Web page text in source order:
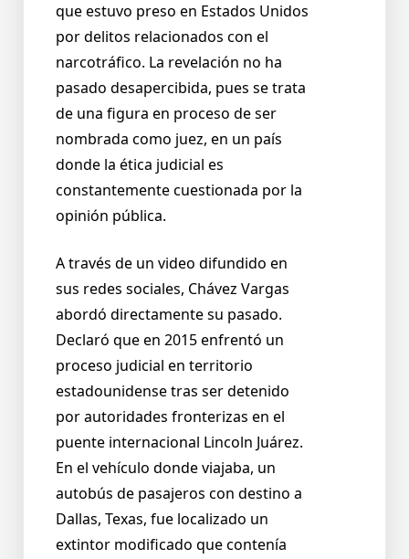
que estuvo preso en Estados Unidos
por delitos relacionados con el
narcotráfico. La revelación no ha
pasado desapercibida, pues se trata
de una figura en proceso de ser
nombrada como juez, en un país
donde la ética judicial es
constantemente cuestionada por la
opinión pública.
A través de un video difundido en
sus redes sociales, Chávez Vargas
abordó directamente su pasado.
Declaró que en 2015 enfrentó un
proceso judicial en territorio
estadounidense tras ser detenido
por autoridades fronterizas en el
puente internacional Lincoln Juárez.
En el vehículo donde viajaba, un
autobús de pasajeros con destino a
Dallas, Texas, fue localizado un
extintor modificado que contenía